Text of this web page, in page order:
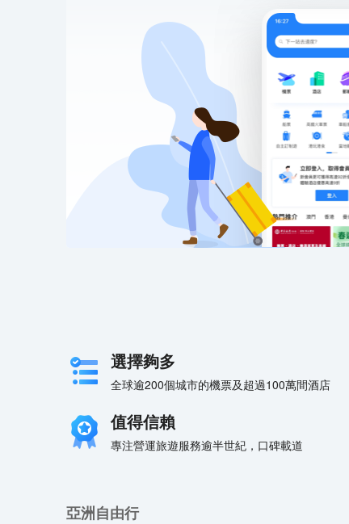
選擇夠多
全球逾200個城市的機票及超過100萬間酒店
值得信賴
專注營運旅遊服務逾半世紀，口碑載道
亞洲自由行